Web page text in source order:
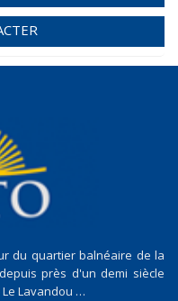
du quartier balnéaire de la
près d'un demi siècle
Lavandou …